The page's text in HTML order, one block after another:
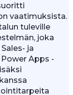
vaatimuksista.
tuleville
joka
ja
Apps -